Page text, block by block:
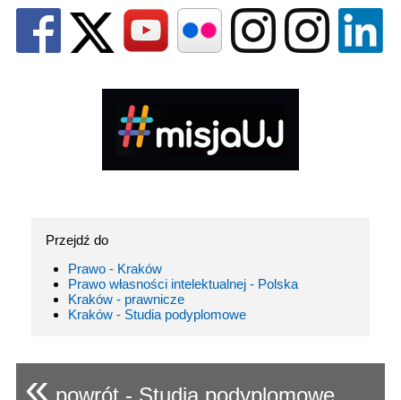
Przejdź do
Prawo - Kraków
Prawo własności intelektualnej - Polska
Kraków - prawnicze
Kraków - Studia podyplomowe
«